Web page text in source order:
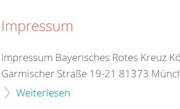
Impressum
Impressum Bayerisches Rotes Kreuz
Garmischer Straße 19-21 81373
Weiterlesen